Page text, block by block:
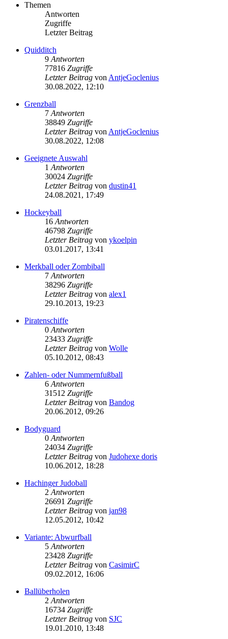
Themen
Antworten
Zugriffe
Letzter Beitrag
Quidditch
9 Antworten
77816 Zugriffe
Letzter Beitrag von AntjeGoclenius
30.08.2022, 12:10
Grenzball
7 Antworten
38849 Zugriffe
Letzter Beitrag von AntjeGoclenius
30.08.2022, 12:08
Geeignete Auswahl
1 Antworten
30024 Zugriffe
Letzter Beitrag von dustin41
24.08.2021, 17:49
Hockeyball
16 Antworten
46798 Zugriffe
Letzter Beitrag von ykoelpin
03.01.2017, 13:41
Merkball oder Zombiball
7 Antworten
38296 Zugriffe
Letzter Beitrag von alex1
29.10.2013, 19:23
Piratenschiffe
0 Antworten
23433 Zugriffe
Letzter Beitrag von Wolle
05.10.2012, 08:43
Zahlen- oder Nummernfußball
6 Antworten
31512 Zugriffe
Letzter Beitrag von Bandog
20.06.2012, 09:26
Bodyguard
0 Antworten
24034 Zugriffe
Letzter Beitrag von Judohexe doris
10.06.2012, 18:28
Hachinger Judoball
2 Antworten
26691 Zugriffe
Letzter Beitrag von jan98
12.05.2012, 10:42
Variante: Abwurfball
5 Antworten
23428 Zugriffe
Letzter Beitrag von CasimirC
09.02.2012, 16:06
Ballüberholen
2 Antworten
16734 Zugriffe
Letzter Beitrag von SJC
19.01.2010, 13:48